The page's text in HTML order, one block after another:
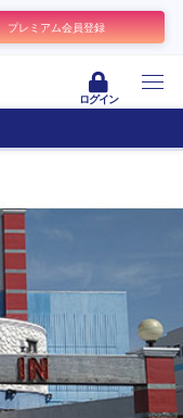
プレミアム会員登録
ログイン